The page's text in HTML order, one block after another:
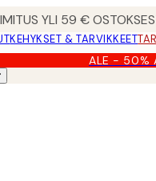
YLI 59 €
KEHYKSET & TARVIKKEET
ALE - 50%